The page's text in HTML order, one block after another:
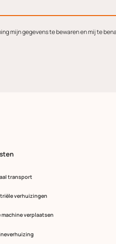
mijn gegevens te bewaren en mij te
transport
verhuizingen
machine verplaatsen